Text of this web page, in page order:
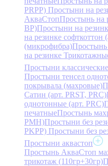
PRPP) Простыни на
АкваСтопПростынь на
BP)Простыни на
на резинке софткоттон
(микрофибра)
на резинке
Простыни классические
Простыни тенсел
покрывала (махровые)
Сатин (арт. PRST, PRC)
однотонные (арт. PRC)
печатныеПростынь
PMH)Простыни без
PKPP) Простыни без
Простыни аквастоп
Простынь АкваСтоп
трикотаж (110гр+30гр)